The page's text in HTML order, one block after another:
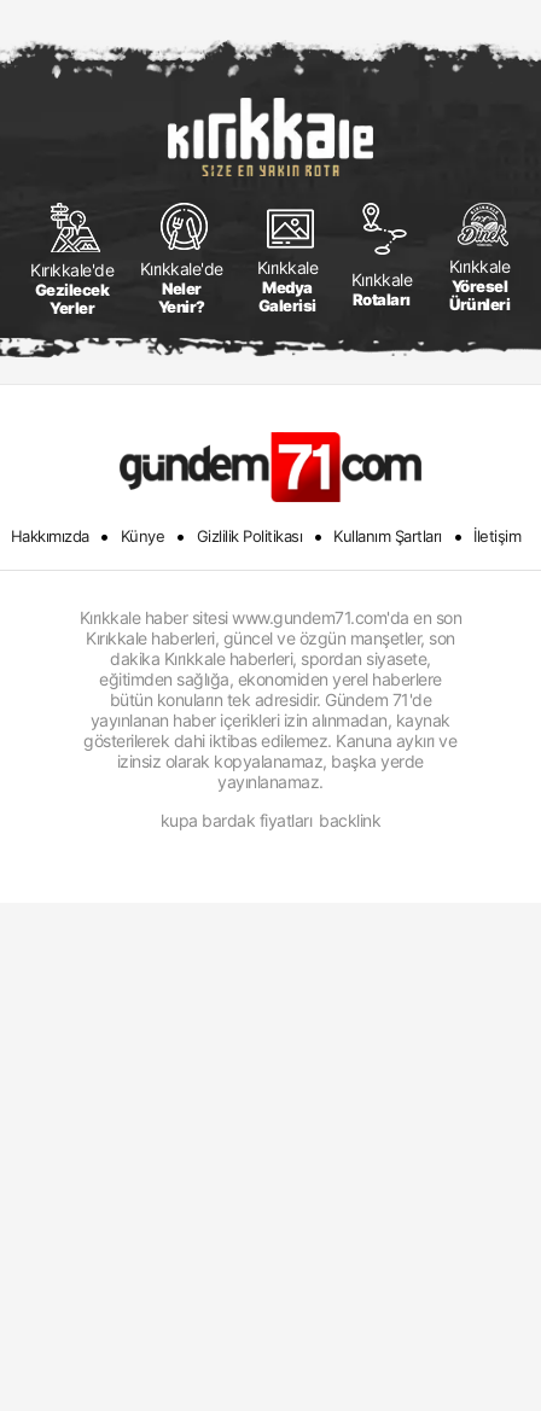
Kırıkkale'de
Gezilecek
Yerler
Kırıkkale'de
Neler
Yenir?
Kırıkkale
Medya
Galerisi
Kırıkkale
Rotaları
Kırıkkale
Yöresel
Ürünleri
Hakkımızda • Künye • Gizlilik Politikası • Kullanım Şartları • İletişim
Kırıkkale haber sitesi www.gundem71.com'da en son
Kırıkkale haberleri, güncel ve özgün manşetler, son
dakika Kırıkkale haberleri, spordan siyasete,
eğitimden sağlığa, ekonomiden yerel haberlere
bütün konuların tek adresidir. Gündem 71'de
yayınlanan haber içerikleri izin alınmadan, kaynak
gösterilerek dahi iktibas edilemez. Kanuna aykırı ve
izinsiz olarak kopyalanamaz, başka yerde
yayınlanamaz.
kupa bardak fiyatları backlink